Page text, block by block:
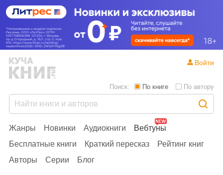
Жанры Новинки Аудиокниги
Вебтуны
Бесплатные книги
Краткий пересказ
Рейтинг книг
Авторы
Серии Блог
Поиск: По книге По автору
Войти